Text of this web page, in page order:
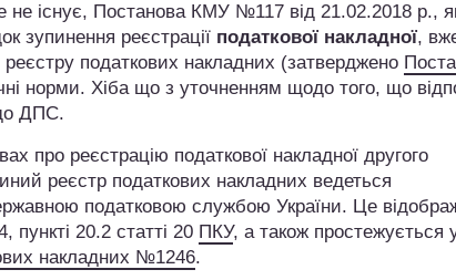
не існує, Постанова КМУ №117 від 21.02.2018 р.,
зупинення реєстрації податкової накладної,
податкових накладних (затверджено
норми. Хіба що з уточненням щодо того, що
ДПС.
про реєстрацію податкової накладної другого
реєстр податкових накладних ведеться
податковою службою України. Це
пункті 20.2 статті 20 ПКУ, а також простежується
накладних №1246.